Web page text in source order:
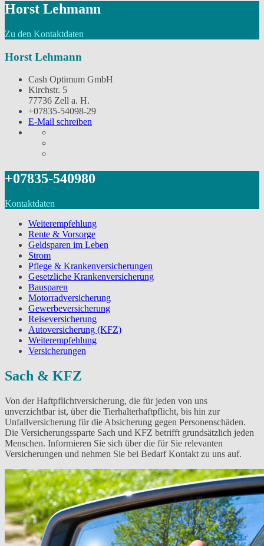
Horst Lehmann
Zu den Kontaktdaten
Horst Lehmann
Cash Optimum GmbH
Kirchstr. 5
77736 Zell a. H.
+07835-54098-29
E-Mail schreiben
+07835-540980
Kontaktdaten
Weiterempfehlung
Rente & Vorsorge
Geldsparen im Leben
Strom
Pflege & Krankenversicherungen
Gesetzliche Krankenversicherung
Bausparen
Motorradversicherung
Gewerbeversicherung
Reiseversicherung
Autoversicherung (KFZ)
Weiterempfehlung
Versicherungen
Sach & KFZ
Von der Haftpflichtversicherung, die für jeden von uns
unverzichtbar ist, über die Tierhalterhaftpflicht, bis hin zur
Unfallversicherung für die Absicherung gegen Personenschäden.
Die Versicherungssparte Sach und KFZ betrifft grundsätzlich jeden
Menschen. Informieren Sie sich über die für Sie relevanten
Versicherungen und nehmen Sie bei Bedarf Kontakt zu uns auf.